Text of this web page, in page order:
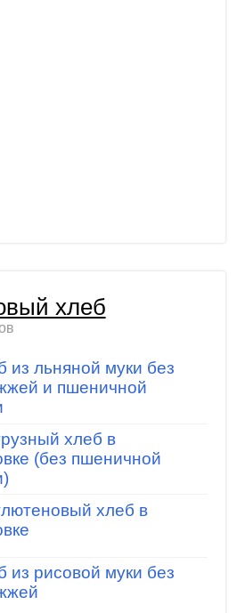
хлеб
из льняной муки без
и пшеничной
хлеб в
(без пшеничной
хлеб в
из рисовой муки без